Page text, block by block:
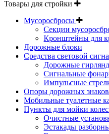
Товары для стройки
Мусоросбросы
Секции
Кронштейны для
Дорожные блоки
Средства световой
Дорожные
Сигнальные
Импульсные
Опоры дорожных знаков
Мобильные туалетные
Пункты для мойки колес
Очистные
Эстакады